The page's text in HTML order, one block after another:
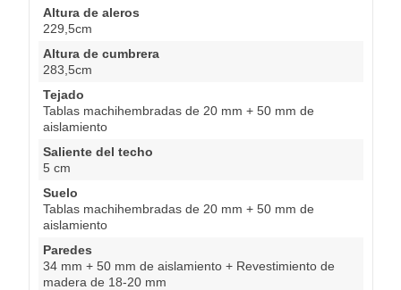
Altura de aleros
229,5cm
Altura de cumbrera
283,5cm
Tejado
Tablas machihembradas de 20 mm + 50 mm de
aislamiento
Saliente del techo
5 cm
Suelo
Tablas machihembradas de 20 mm + 50 mm de
aislamiento
Paredes
34 mm + 50 mm de aislamiento + Revestimiento de
madera de 18-20 mm